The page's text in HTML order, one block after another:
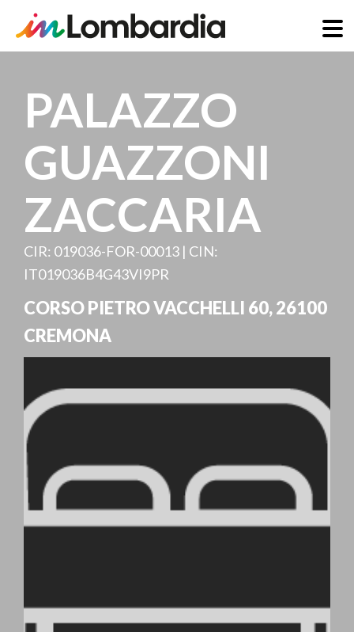
contentPALAZZO
GUAZZONI
ZACCARIA
CIR: 019036-FOR-00013 | CIN:
IT019036B4G43VI9PR
CORSO PIETRO VACCHELLI 60,26100
CREMONA